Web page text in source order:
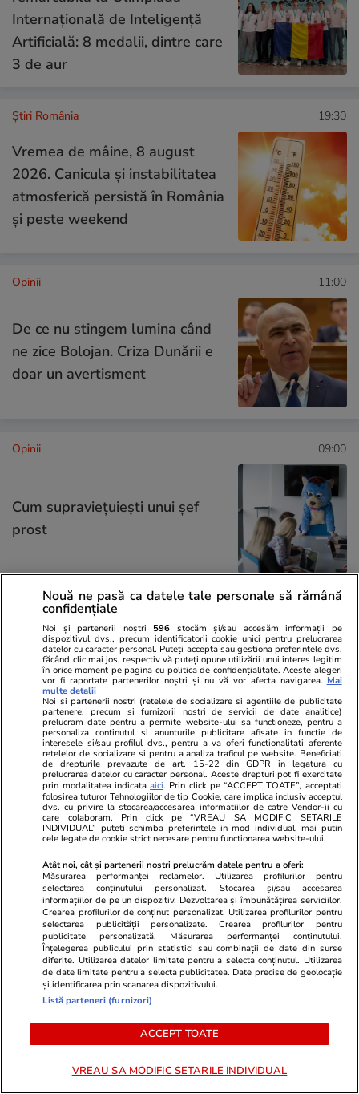
Internațională de Inteligență
Artificială: 8 medalii, dintre care
3 de aur
Știri România 19:30
Vremea de mâine, 8 august
2026. Canicula și instabilitatea
atmosferică persistă în România
și peste weekend
Opinii 11:00
De ce nu stingem lumina când
ne zice Bolojan. Criza Dunării e
doar un avertisment
Opinii 09:00
Cum supraviețuiești unui șef
prost
Puține zone economice de
succes, privilegiile de la vârful
birocrației și penurie în rest sau
ordinea socială din România de
06:55
Ce fel de revoluție urmează în
România?
Libertatea.ro
Ultimele știri
Știri România
Știri Externe
Politică
Bani și Afaceri
Război Iran
Monden
Lifestyle
plantelor
Cele mai citite
Nouă ne pasă ca datele tale personale să rămână
confidențiale
Noi și partenerii noștri 596 stocăm și/sau accesăm informații pe
dispozitivul dvs., precum identificatorii cookie unici pentru prelucrarea
datelor cu caracter personal. Puteți accepta sau gestiona preferințele dvs.
făcând clic mai jos, respectiv vă puteți opune utilizării unui interes legitim
în orice moment pe pagina cu politica de confidențialitate. Aceste alegeri
vor fi raportate partenerilor noștri și nu vă vor afecta navigarea. Mai
multe detalii
Noi si partenerii nostri (retelele de socializare si agentiile de publicitate
partenere, precum si furnizorii nostri de servicii de date analitice)
prelucram date pentru a permite website-ului sa functioneze, pentru a
personaliza continutul si anunturile publicitare afisate in functie de
interesele si/sau profilul dvs., pentru a va oferi functionalitati aferente
retelelor de socializare si pentru a analiza traficul pe website. Beneficiati
de drepturile prevazute de art. 15-22 din GDPR in legatura cu
prelucrarea datelor cu caracter personal. Aceste drepturi pot fi exercitate
prin modalitatea indicataaici. Prin click pe “ACCEPT TOATE”, acceptati
folosirea tuturor Tehnologiilor de tip Cookie, care implica inclusiv acceptul
dvs. cu privire la stocarea/accesarea informatiilor de catre Vendor-ii cu
care colaboram. Prin click pe “VREAU SA MODIFIC SETARILE
INDIVIDUAL” puteti schimba preferintele in mod individual, mai putin
cele legate de cookie strict necesare pentru functionarea website-ului.
Atât noi, cât și partenerii noștri prelucrăm datele pentru a oferi:
Măsurarea performanței reclamelor. Utilizarea profilurilor pentru
selectarea conținutului personalizat. Stocarea și/sau accesarea
informațiilor de pe un dispozitiv. Dezvoltarea și îmbunătățirea serviciilor.
Crearea profilurilor de conținut personalizat. Utilizarea profilurilor pentru
selectarea publicității personalizate. Crearea profilurilor pentru
publicitate personalizată. Măsurarea performanței conținutului.
Înțelegerea publicului prin statistici sau combinații de date din surse
diferite. Utilizarea datelor limitate pentru a selecta conținutul. Utilizarea
de date limitate pentru a selecta publicitatea. Date precise de geolocație
și identificarea prin scanarea dispozitivului.
Listă parteneri (furnizori)
ACCEPT TOATE
VREAU SA MODIFIC SETARILE INDIVIDUAL